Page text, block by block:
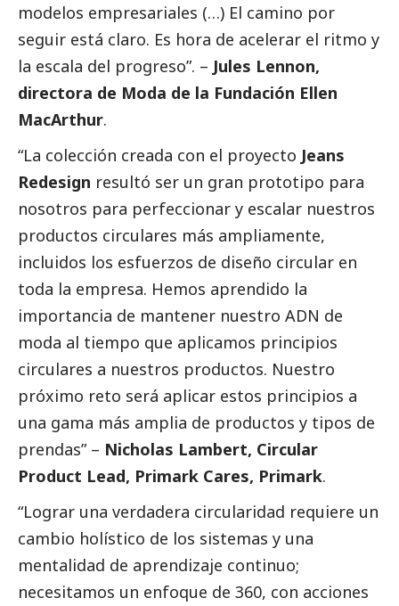
modelos empresariales (…) El camino por
seguir está claro. Es hora de acelerar el ritmo y
la escala del progreso”. – Jules Lennon,
directora de Moda de la Fundación Ellen
MacArthur.
“La colección creada con el proyecto Jeans
Redesign resultó ser un gran prototipo para
nosotros para perfeccionar y escalar nuestros
productos circulares más ampliamente,
incluidos los esfuerzos de diseño circular en
toda la empresa. Hemos aprendido la
importancia de mantener nuestro ADN de
moda al tiempo que aplicamos principios
circulares a nuestros productos. Nuestro
próximo reto será aplicar estos principios a
una gama más amplia de productos y tipos de
prendas” – Nicholas Lambert, Circular
Product Lead, Primark Cares, Primark.
“Lograr una verdadera circularidad requiere un
cambio holístico de los sistemas y una
mentalidad de aprendizaje continuo;
necesitamos un enfoque de 360, con acciones